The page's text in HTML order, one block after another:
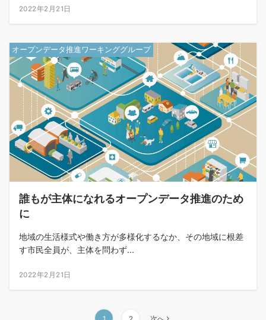
2022年2月21日
オープンデータ推進ワーキンググループ
誰もが主体になれるオープンデータ推進のため
に
地域の生活様式や働き方が多様化するなか、その地域に根差
す市民全員が、主体を問わず...
2022年2月21日